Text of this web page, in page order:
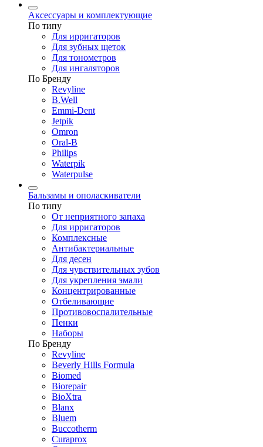
Аксессуары и комплектующие
По типу
Для ирригаторов
Для зубных щеток
Для тонометров
Для ингаляторов
По Бренду
Revyline
B.Well
Emmi-Dent
Jetpik
Omron
Oral-B
Philips
Waterpik
Waterpulse
Бальзамы и ополаскиватели
По типу
От неприятного запаха
Для ирригаторов
Комплексные
Антибактериальные
Для десен
Для чувствительных зубов
Для укрепления эмали
Концентрированные
Отбеливающие
Противовоспалительные
Пенки
Наборы
По Бренду
Revyline
Beverly Hills Formula
Biomed
Biorepair
BioXtra
Blanx
Bluem
Buccotherm
Curaprox